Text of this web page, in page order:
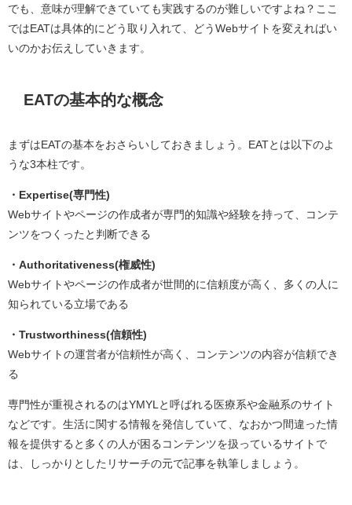
でも、意味が理解できていても実践するのが難しいですよね？ここ
ではEATは具体的にどう取り入れて、どうWebサイトを変えればい
いのかお伝えしていきます。
EATの基本的な概念
まずはEATの基本をおさらいしておきましょう。EATとは以下のよ
うな3本柱です。
・Expertise(専門性)
Webサイトやページの作成者が専門的知識や経験を持って、コンテ
ンツをつくったと判断できる
・Authoritativeness(権威性)
Webサイトやページの作成者が世間的に信頼度が高く、多くの人に
知られている立場である
・Trustworthiness(信頼性)
Webサイトの運営者が信頼性が高く、コンテンツの内容が信頼でき
る
専門性が重視されるのはYMYLと呼ばれる医療系や金融系のサイト
などです。生活に関する情報を発信していて、なおかつ間違った情
報を提供すると多くの人が困るコンテンツを扱っているサイトで
は、しっかりとしたリサーチの元で記事を執筆しましょう。